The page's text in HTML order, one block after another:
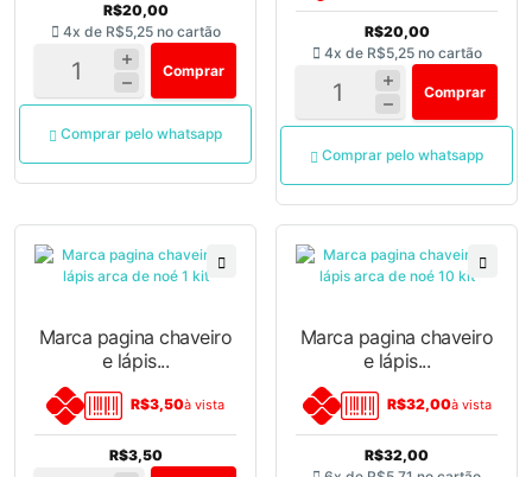
R$20,00
4x de R$5,25 no cartão
Comprar
Comprar pelo whatsapp
R$20,00
4x de R$5,25 no cartão
Comprar
Comprar pelo whatsapp
Marca pagina chaveiro
e lápis...
R$3,50à vista
R$3,50
Marca pagina chaveiro
e lápis...
R$32,00à vista
R$32,00